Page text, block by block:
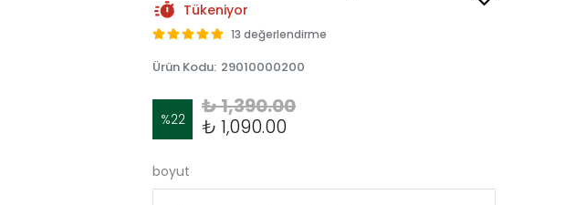
Tükeniyor
13 değerlendirme
Ürün Kodu: 29010000200
%22
₺ 1,390.00
₺ 1,090.00
boyut